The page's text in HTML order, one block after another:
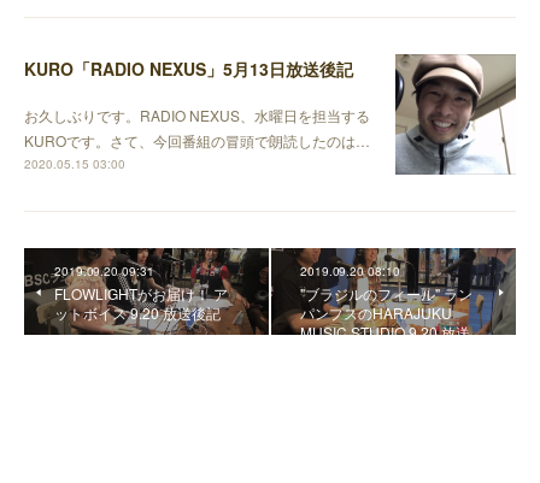
KURO「RADIO NEXUS」5月13日放送後記
お久しぶりです。RADIO NEXUS、水曜日を担当する
KUROです。さて、今回番組の冒頭で朗読したのは…
2020.05.15 03:00
2019.09.20 09:31
FLOWLIGHTがお届け！ ア
ットボイス 9.20 放送後記
2019.09.20 08:10
"ブラジルのフィール" ラン
パンプスのHARAJUKU
MUSIC STUDIO 9.20 放送…